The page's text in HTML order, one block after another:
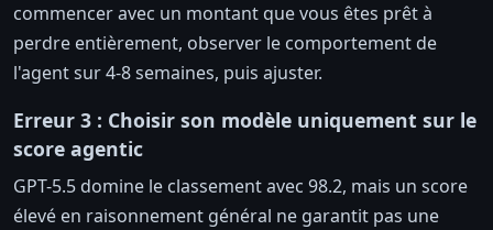
commencer avec un montant que vous êtes prêt à
perdre entièrement, observer le comportement de
l'agent sur 4-8 semaines, puis ajuster.
Erreur 3 : Choisir son modèle uniquement sur le
score agentic
GPT-5.5 domine le classement avec 98.2, mais un score
élevé en raisonnement général ne garantit pas une